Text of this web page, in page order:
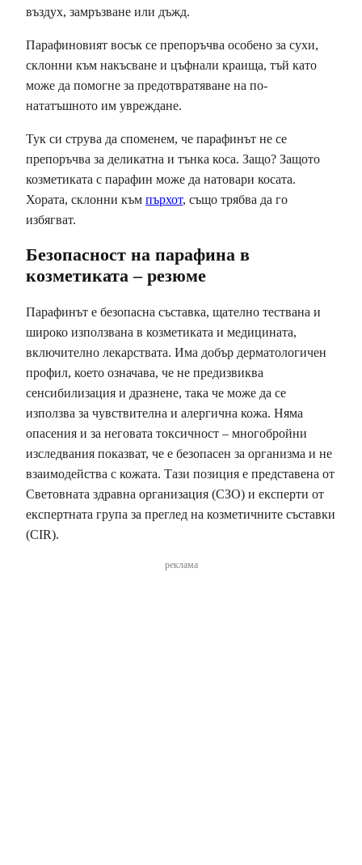
въздух, замръзване или дъжд.
Парафиновият восък се препоръчва особено за сухи,
склонни към накъсване и цъфнали краища, тъй като
може да помогне за предотвратяване на по-
нататъшното им увреждане.
Тук си струва да споменем, че парафинът не се
препоръчва за деликатна и тънка коса. Защо? Защото
козметиката с парафин може да натовари косата.
Хората, склонни към пърхот, също трябва да го
избягват.
Безопасност на парафина в
козметиката – резюме
Парафинът е безопасна съставка, щателно тествана и
широко използвана в козметиката и медицината,
включително лекарствата. Има добър дерматологичен
профил, което означава, че не предизвиква
сенсибилизация и дразнене, така че може да се
използва за чувствителна и алергична кожа. Няма
опасения и за неговата токсичност – многобройни
изследвания показват, че е безопасен за организма и не
взаимодейства с кожата. Тази позиция е представена от
Световната здравна организация (СЗО) и експерти от
експертната група за преглед на козметичните съставки
(CIR).
реклама